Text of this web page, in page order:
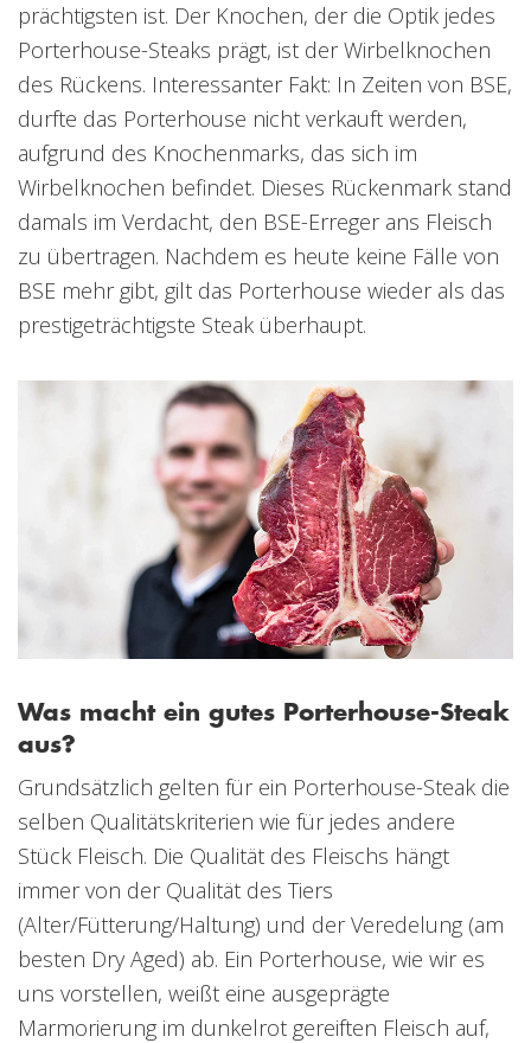
prächtigsten ist. Der Knochen, der die Optik jedes
Porterhouse-Steaks prägt, ist der Wirbelknochen
des Rückens. Interessanter Fakt: In Zeiten von BSE,
durfte das Porterhouse nicht verkauft werden,
aufgrund des Knochenmarks, das sich im
Wirbelknochen befindet. Dieses Rückenmark stand
damals im Verdacht, den BSE-Erreger ans Fleisch
zu übertragen. Nachdem es heute keine Fälle von
BSE mehr gibt, gilt das Porterhouse wieder als das
prestigeträchtigste Steak überhaupt.
Was macht ein gutes Porterhouse-Steak
aus?
Grundsätzlich gelten für ein Porterhouse-Steak die
selben Qualitätskriterien wie für jedes andere
Stück Fleisch. Die Qualität des Fleischs hängt
immer von der Qualität des Tiers
(Alter/Fütterung/Haltung) und der Veredelung (am
besten Dry Aged) ab. Ein Porterhouse, wie wir es
uns vorstellen, weißt eine ausgeprägte
Marmorierung im dunkelrot gereiften Fleisch auf,